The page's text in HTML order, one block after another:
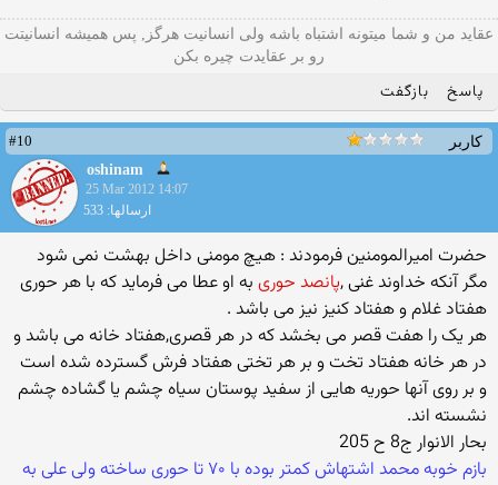
عقاید من و شما میتونه اشتباه باشه ولی انسانیت هرگز, پس همیشه انسانیتت
رو بر عقایدت چیره بکن
پاسخ بازگفت
کاربر
#10
oshinam
25 Mar 2012 14:07
ارسالها: 533
حضرت امیرالمومنین فرمودند : هیچ مومنی داخل بهشت نمی شود
مگر آنکه خداوند غنی ,پانصد حوری به او عطا می فرماید که با هر حوری
هفتاد غلام و هفتاد کنیز نیز می باشد .
هر یک را هفت قصر می بخشد که در هر قصری,هفتاد خانه می باشد و
در هر خانه هفتاد تخت و بر هر تختی هفتاد فرش گسترده شده است
و بر روی آنها حوریه هایی از سفید پوستان سیاه چشم یا گشاده چشم
نشسته اند.
بحار الانوار ج8 ح 205
بازم خوبه محمد اشتهاش کمتر بوده با ۷۰ تا حوری ساخته ولی علی به